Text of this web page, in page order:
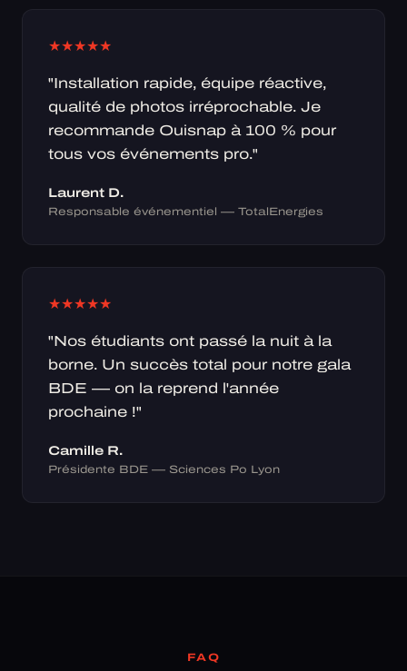
★★★★★
"Installation rapide, équipe réactive,
qualité de photos irréprochable. Je
recommande Ouisnap à 100 % pour
tous vos événements pro."
Laurent D.
Responsable événementiel — TotalEnergies
★★★★★
"Nos étudiants ont passé la nuit à la
borne. Un succès total pour notre gala
BDE — on la reprend l'année
prochaine !"
Camille R.
Présidente BDE — Sciences Po Lyon
FAQ